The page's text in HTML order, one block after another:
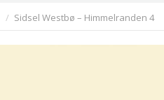
Sidsel Westbø – Himmelranden 4